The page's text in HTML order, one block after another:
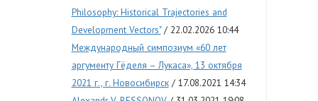
Philosophy: Historical Trajectories and
Development Vectors"
22.02.2026 10:44
Международный симпозиум «60 лет
аргументу Гёделя – Лукаса», 13 октября
2021 г., г. Новосибирск
17.08.2021 14:34